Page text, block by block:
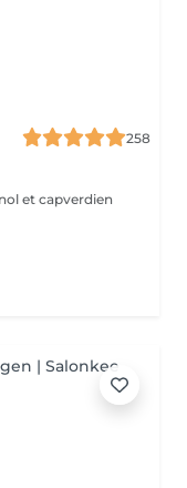
258
et capverdien